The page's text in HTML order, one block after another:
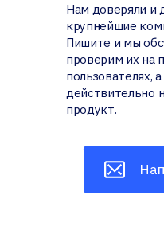
Нам доверяли и
крупнейшие
Пишите и мы
проверим их на
пользователях,
действительно
продукт.